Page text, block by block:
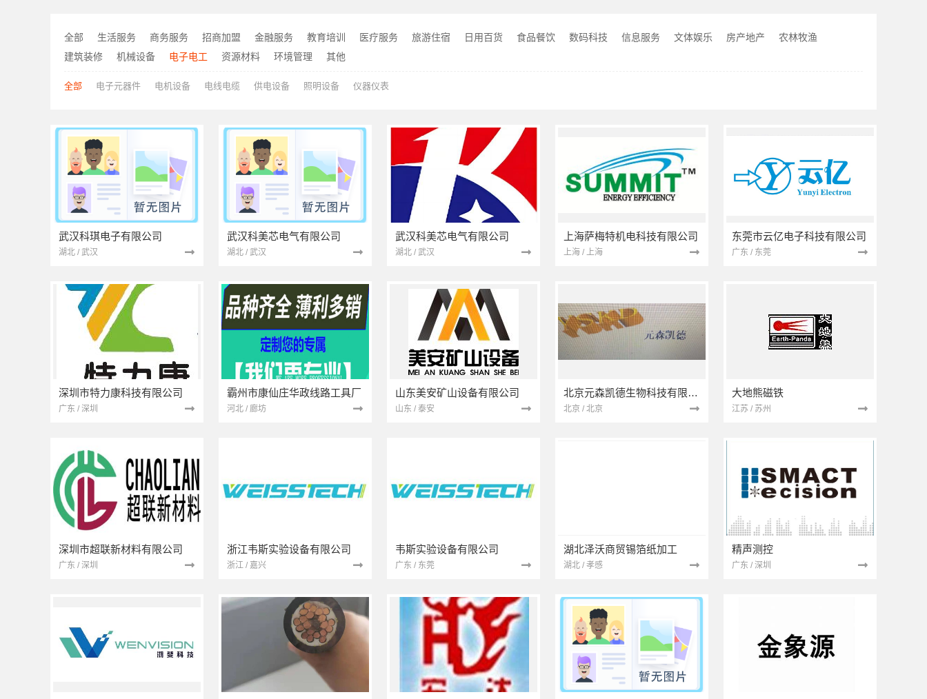
全部 生活服务 商务服务 招商加盟 金融服务 教育培训 医疗服务 旅游住宿 日用百货 食品餐饮 数码科技 信息服务 文体娱乐 房产地产
农林牧渔
建筑装修
机械设备 电子电工 资源材料 环境管理 其他
全部 电子元器件 电机设备 电线电缆 供电设备 照明设备 仪器仪表
武汉科琪电子有限公司
湖北 / 武汉
武汉科美芯电气有限公司
湖北 / 武汉
武汉科美芯电气有限公司
湖北 / 武汉
上海萨梅特机电科技有限公司
上海 / 上海
东莞市云亿电子科技有限公司
广东 / 东莞
深圳市特力康科技有限公司
广东 / 深圳
霸州市康仙庄华政线路工具厂
河北 / 廊坊
山东美安矿山设备有限公司
山东 / 泰安
北京元森凯德生物科技有限公司
北京 / 北京
大地熊磁铁
江苏 / 苏州
深圳市超联新材料有限公司
广东 / 深圳
浙江韦斯实验设备有限公司
浙江 / 嘉兴
韦斯实验设备有限公司
广东 / 东莞
湖北泽沃商贸锡箔纸加工
湖北 / 孝感
精声测控
广东 / 深圳